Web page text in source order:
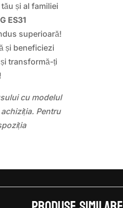
și al familiei
ES31
superioară!
și beneficiezi
transformă-ți
cu modelul
Pentru